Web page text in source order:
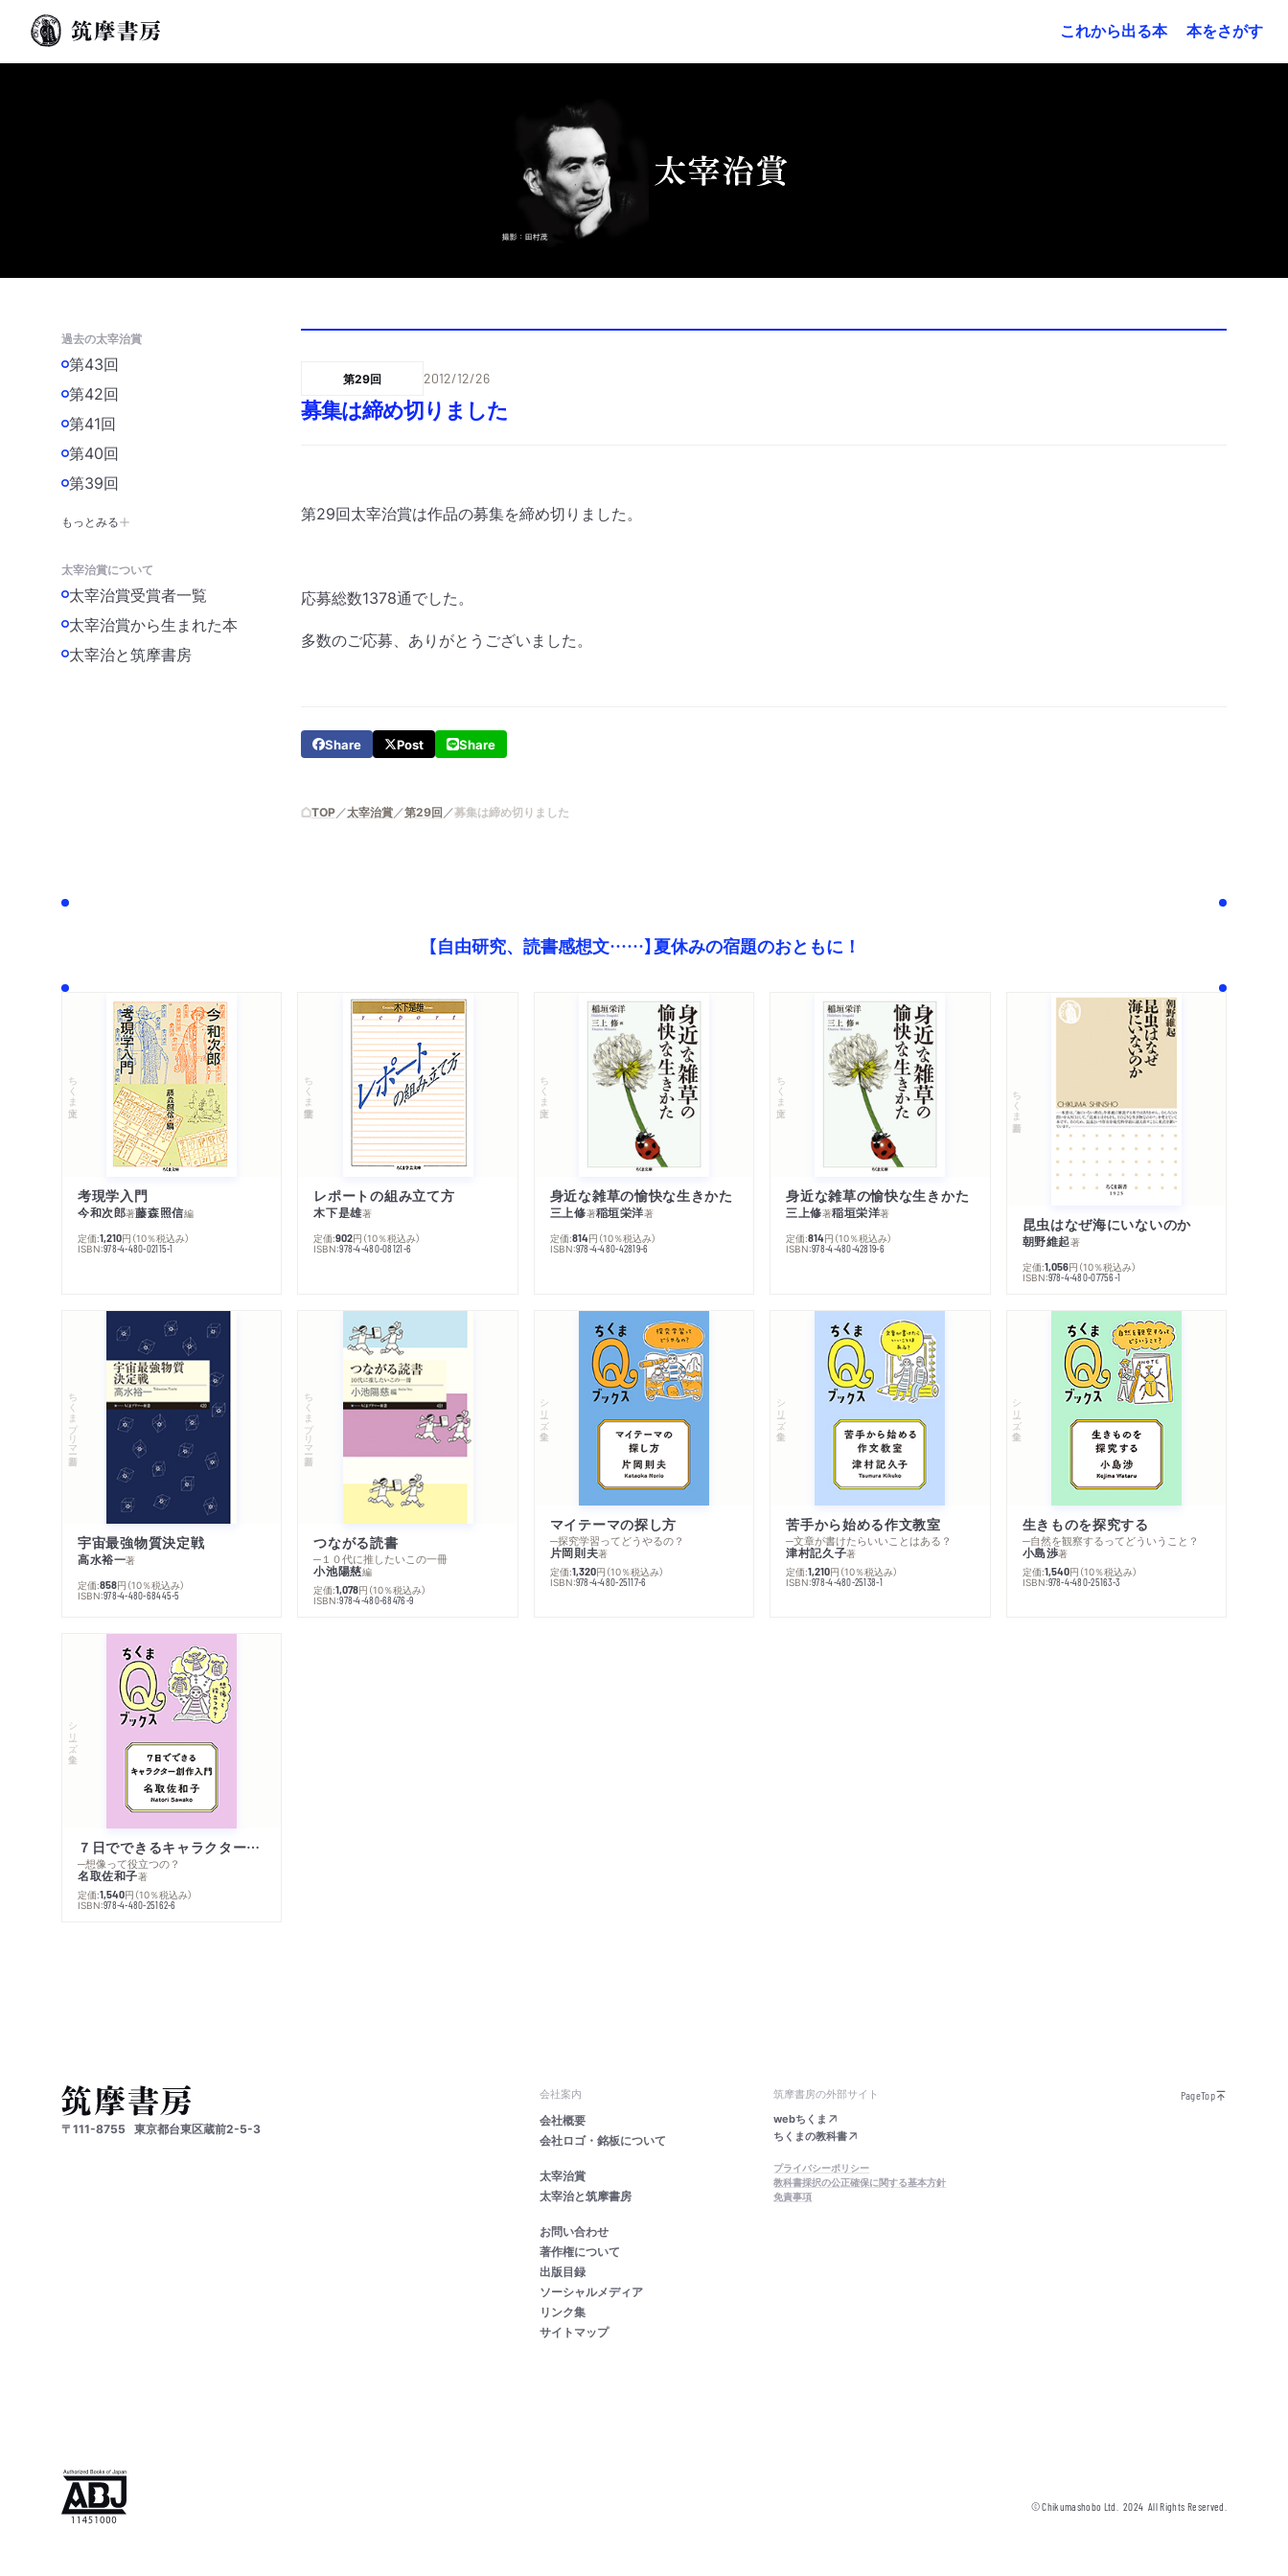
これから出る本 本をさがす
過去の太宰治賞
第43回
第42回
第41回
第40回
第39回
もっとみる
太宰治賞について
太宰治賞受賞者一覧
太宰治賞から生まれた本
太宰治と筑摩書房
第29回 2012/12/26
募集は締め切りました
第29回太宰治賞は作品の募集を締め切りました。
応募総数1378通でした。
多数のご応募、ありがとうございました。
Share Post Share
TOP 太宰治賞 第29回 募集は締め切りました
【自由研究、読書感想文……】夏休みの宿題のおともに！
ちくま文庫
考現学入門
今和次郎著藤森照信編
定価:1,210円 （10％税込み）
ISBN:978-4-480-02115-1
ちくま学芸文庫
レポートの組み立て方
木下是雄著
定価:902円 （10％税込み）
ISBN:978-4-480-08121-6
ちくま文庫
身近な雑草の愉快な生きかた
三上修著稲垣栄洋著
定価:814円 （10％税込み）
ISBN:978-4-480-42819-6
ちくま文庫
身近な雑草の愉快な生きかた
三上修著稲垣栄洋著
定価:814円 （10％税込み）
ISBN:978-4-480-42819-6
ちくま新書
昆虫はなぜ海にいないのか
朝野維起著
定価:1,056円 （10％税込み）
ISBN:978-4-480-07756-1
ちくまプリマー新書
宇宙最強物質決定戦
高水裕一著
定価:858円 （10％税込み）
ISBN:978-4-480-68445-5
ちくまプリマー新書
つながる読書
─１０代に推したいこの一冊
小池陽慈編
定価:1,078円 （10％税込み）
ISBN:978-4-480-68476-9
シリーズ・全集
マイテーマの探し方
─探究学習ってどうやるの？
片岡則夫著
定価:1,320円 （10％税込み）
ISBN:978-4-480-25117-6
シリーズ・全集
苦手から始める作文教室
─文章が書けたらいいことはある？
津村記久子著
定価:1,210円 （10％税込み）
ISBN:978-4-480-25138-1
シリーズ・全集
生きものを探究する
─自然を観察するってどういうこと？
小島渉著
定価:1,540円 （10％税込み）
ISBN:978-4-480-25163-3
シリーズ・全集
７日でできるキャラクター創作入門
─想像って役立つの？
名取佐和子著
定価:1,540円 （10％税込み）
ISBN:978-4-480-25162-6
〒111-8755 東京都台東区蔵前2-5-3
会社案内
会社概要
会社ロゴ・銘板について
太宰治賞
太宰治と筑摩書房
お問い合わせ
著作権について
出版目録
ソーシャルメディア
リンク集
サイトマップ
筑摩書房の外部サイト
webちくま
ちくまの教科書
プライバシーポリシー
教科書採択の公正確保に関する基本方針
免責事項
PageTop
© Chikumashobo Ltd. 2024 All Rights Reserved.